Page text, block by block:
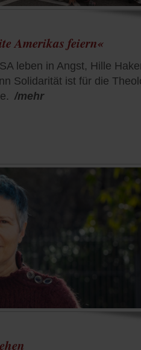
Amerikas feiern«
leben in Angst, Hille
Solidarität ist für die
/mehr